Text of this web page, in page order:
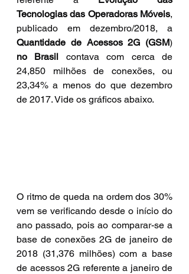
Tecnologias das Operadoras Móveis,
Quantidade de Acessos 2G (GSM
no Brasil contava com cerca de
24,850 milhões de conexões, ou
23,34% a menos do que dezembro
de 2017. Vide os gráficos abaixo.
O ritmo de queda na ordem dos 30%
vem se verificando desde o início do
ano passado, pois ao comparar-se a
base de conexões 2G de janeiro de
2018 (31,376 milhões) com a base
de acessos 2G referente a janeiro de